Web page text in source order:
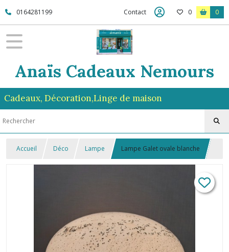
0164281199 Contact 0 0
Anaïs Cadeaux Nemours
Cadeaux, Décoration,Linge de maison
Accueil Déco Lampe Lampe Galet ovale blanche